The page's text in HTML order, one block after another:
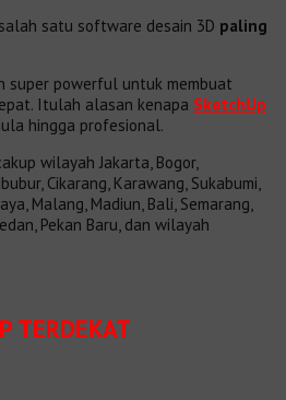
satu software desain 3D paling
super powerful untuk membuat
Itulah alasan kenapa SketchUp
hingga profesional.
wilayah Jakarta, Bogor,
Cikarang, Karawang, Sukabumi,
Malang, Madiun, Bali, Semarang,
Pekan Baru, dan wilayah
TERDEKAT